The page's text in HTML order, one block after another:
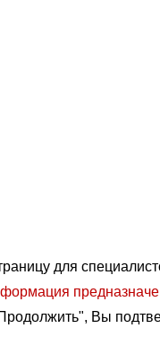
для
Вы